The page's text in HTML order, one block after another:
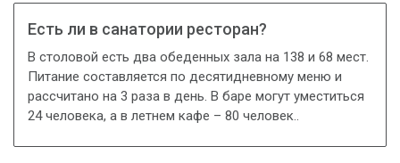
Есть ли в санатории ресторан?
В столовой есть два обеденных зала на 138 и 68 мест.
Питание составляется по десятидневному меню и
рассчитано на 3 раза в день. В баре могут уместиться
24 человека, а в летнем кафе – 80 человек..